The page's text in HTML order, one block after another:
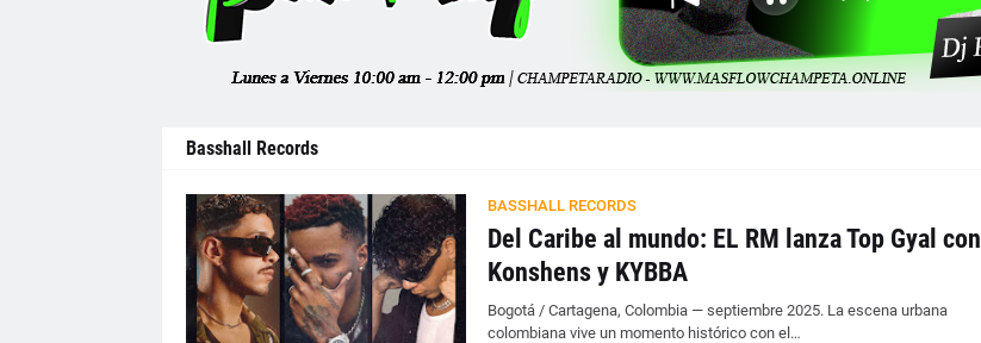
Basshall Records
BASSHALL RECORDS
Del Caribe al mundo: EL RM lanza Top Gyal con
Konshens y KYBBA
Bogotá / Cartagena, Colombia — septiembre 2025. La escena urbana
colombiana vive un momento histórico con el…